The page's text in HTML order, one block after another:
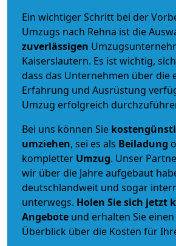
Ein wichtiger Schritt bei der
Umzugs nach Rehna ist die
zuverlässigen
Kaiserslautern. Es ist wichtig,
dass das Unternehmen über die
Erfahrung und Ausrüstung
Umzug erfolgreich
Bei uns können Sie
umziehen, sei es als Beiladung
kompletter Umzug. Unser
wir über die Jahre aufgebaut
deutschlandweit und sogar
unterwegs. Holen Sie sich jetzt
Angebote und erhalten Sie
Überblick über die Kosten für